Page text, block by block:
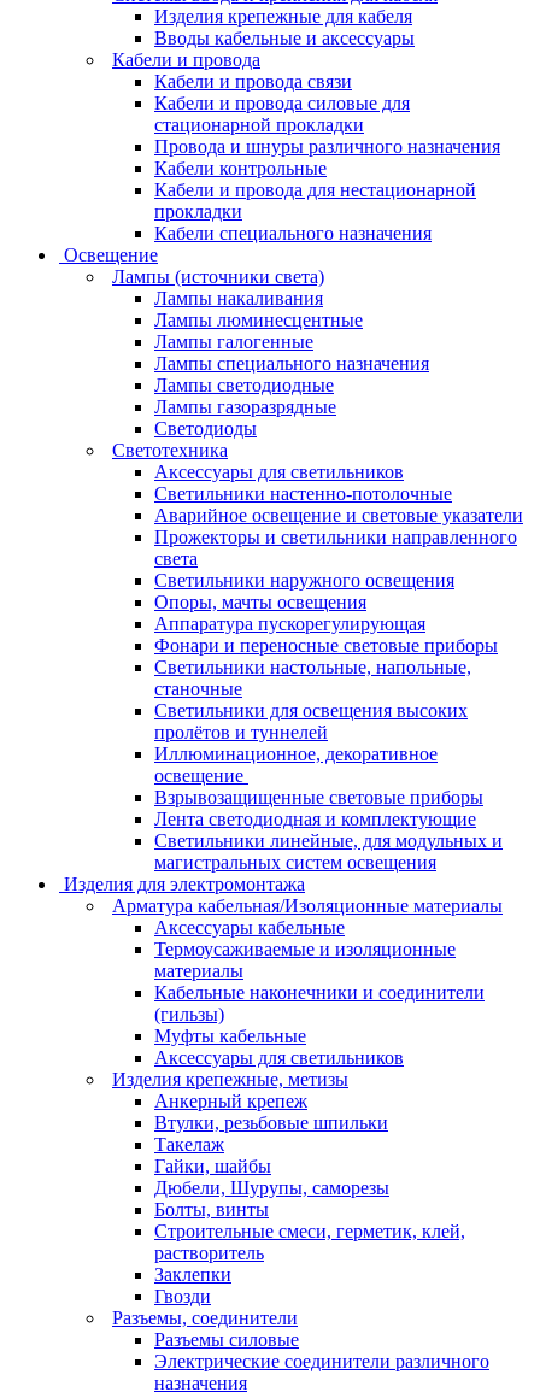
Изделия крепежные для кабеля
Вводы кабельные и аксессуары
Кабели и провода
Кабели и провода связи
Кабели и провода силовые для
стационарной прокладки
Провода и шнуры различного назначения
Кабели контрольные
Кабели и провода для нестационарной
прокладки
Кабели специального назначения
Освещение
Лампы (источники света)
Лампы накаливания
Лампы люминесцентные
Лампы галогенные
Лампы специального назначения
Лампы светодиодные
Лампы газоразрядные
Светодиоды
Светотехника
Аксессуары для светильников
Светильники настенно-потолочные
Аварийное освещение и световые указатели
Прожекторы и светильники направленного
света
Светильники наружного освещения
Опоры, мачты освещения
Аппаратура пускорегулирующая
Фонари и переносные световые приборы
Светильники настольные, напольные,
станочные
Светильники для освещения высоких
пролётов и туннелей
Иллюминационное, декоративное
освещение
Взрывозащищенные световые приборы
Лента светодиодная и комплектующие
Светильники линейные, для модульных и
магистральных систем освещения
Изделия для электромонтажа
Арматура кабельная/Изоляционные материалы
Аксессуары кабельные
Термоусаживаемые и изоляционные
материалы
Кабельные наконечники и соединители
(гильзы)
Муфты кабельные
Аксессуары для светильников
Изделия крепежные, метизы
Анкерный крепеж
Втулки, резьбовые шпильки
Такелаж
Гайки, шайбы
Дюбели, Шурупы, саморезы
Болты, винты
Строительные смеси, герметик, клей,
растворитель
Заклепки
Гвозди
Разъемы, соединители
Разъемы силовые
Электрические соединители различного
назначения